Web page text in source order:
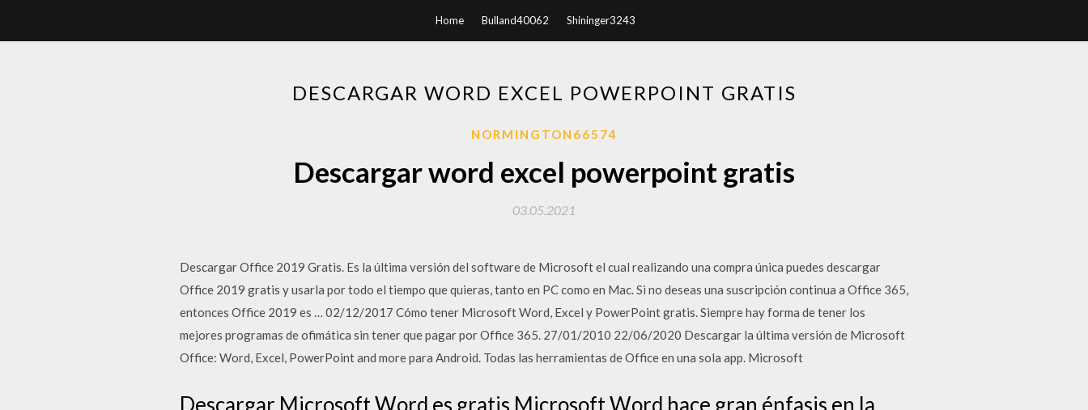
Home Bulland40062 Shininger3243
DESCARGAR WORD EXCEL POWERPOINT GRATIS
NORMINGTON66574
Descargar word excel powerpoint gratis
03.05.2021
Descargar Office 2019 Gratis. Es la última versión del software de Microsoft el cual realizando una compra única puedes descargar
Office 2019 gratis y usarla por todo el tiempo que quieras, tanto en PC como en Mac. Si no deseas una suscripción continua a Office 365,
entonces Office 2019 es … 02/12/2017 Cómo tener Microsoft Word, Excel y PowerPoint gratis. Siempre hay forma de tener los
mejores programas de ofimática sin tener que pagar por Office 365. 27/01/2010 22/06/2020 Descargar la última versión de Microsoft
Office: Word, Excel, PowerPoint and more para Android. Todas las herramientas de Office en una sola app. Microsoft
Descargar Microsoft Word es gratis Microsoft Word hace gran énfasis en la